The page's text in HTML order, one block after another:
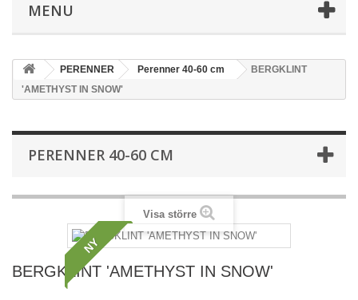
MENU
PERENNER Perenner 40-60 cm
BERGKLINT
'AMETHYST IN SNOW'
PERENNER 40-60 CM
NY
Visa större
BERGKLINT 'AMETHYST IN SNOW'